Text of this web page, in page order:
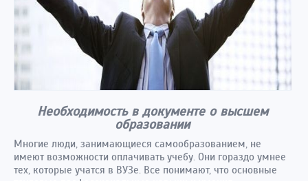
Необходимость в документе о высшем
образовании
Многие люди, занимающиеся самообразованием, не
имеют возможности оплачивать учебу. Они гораздо умнее
тех, которые учатся в ВУЗе. Все понимают, что основные